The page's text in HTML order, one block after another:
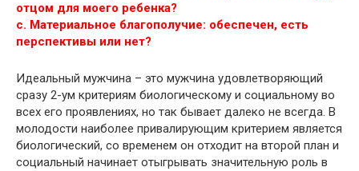
отцом для моего ребенка?
c. Материальное благополучие: обеспечен, есть
перспективы или нет?
Идеальный мужчина – это мужчина удовлетворяющий
сразу 2-ум критериям биологическому и социальному во
всех его проявлениях, но так бывает далеко не всегда. В
молодости наиболее привалирующим критерием является
биологический, со временем он отходит на второй план и
социальный начинает отыгрывать значительную роль в